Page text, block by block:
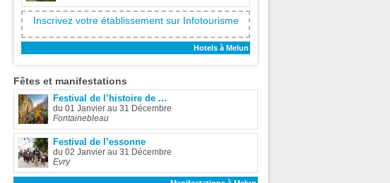
Inscrivez votre établissement sur Infotourisme
Hotels à Melun
Fêtes et manifestations
Festival de l’histoire de ...
du 01 Janvier au 31 Décembre
Fontainebleau
Festival de l’essonne
du 02 Janvier au 31 Décembre
Evry